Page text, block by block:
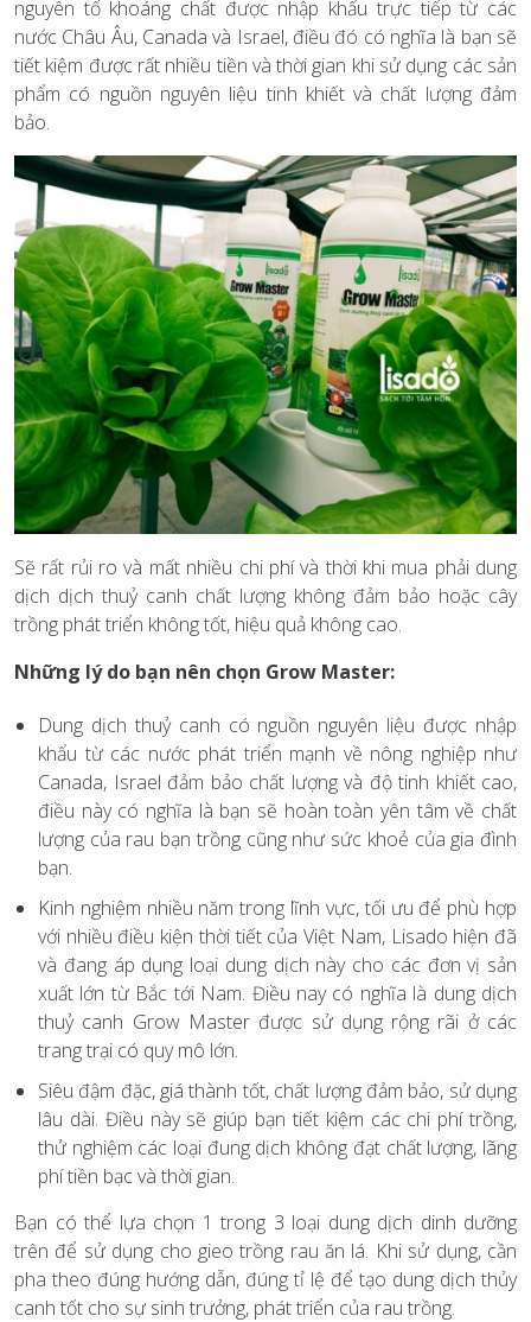
nguyên tố khoáng chất được nhập khẩu trực tiếp từ các
nước Châu Âu, Canada và Israel, điều đó có nghĩa là bạn sẽ
tiết kiệm được rất nhiều tiền và thời gian khi sử dụng các sản
phẩm có nguồn nguyên liệu tinh khiết và chất lượng đảm
bảo.
Sẽ rất rủi ro và mất nhiều chi phí và thời khi mua phải dung
dịch dịch thuỷ canh chất lượng không đảm bảo hoặc cây
trồng phát triển không tốt, hiệu quả không cao.
Những lý do bạn nên chọn Grow Master:
Dung dịch thuỷ canh có nguồn nguyên liệu được nhập
khẩu từ các nước phát triển mạnh về nông nghiệp như
Canada, Israel đảm bảo chất lượng và độ tinh khiết cao,
điều này có nghĩa là bạn sẽ hoàn toàn yên tâm về chất
lượng của rau bạn trồng cũng như sức khoẻ của gia đình
bạn.
Kinh nghiệm nhiều năm trong lĩnh vực, tối ưu để phù hợp
với nhiều điều kiện thời tiết của Việt Nam, Lisado hiện đã
và đang áp dụng loại dung dịch này cho các đơn vị sản
xuất lớn từ Bắc tới Nam. Điều nay có nghĩa là dung dịch
thuỷ canh Grow Master được sử dụng rộng rãi ở các
trang trại có quy mô lớn.
Siêu đậm đặc, giá thành tốt, chất lượng đảm bảo, sử dụng
lâu dài. Điều này sẽ giúp bạn tiết kiệm các chi phí trồng,
thử nghiệm các loại đung dịch không đạt chất lượng, lãng
phí tiền bạc và thời gian.
Bạn có thể lựa chọn 1 trong 3 loại dung dịch dinh dưỡng
trên để sử dụng cho gieo trồng rau ăn lá. Khi sử dụng, cần
pha theo đúng hướng dẫn, đúng tỉ lệ để tạo dung dịch thủy
canh tốt cho sự sinh trưởng, phát triển của rau trồng.